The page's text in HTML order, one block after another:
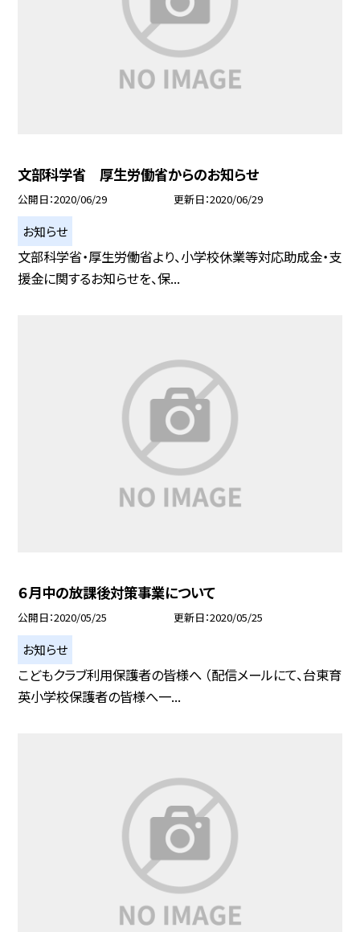
文部科学省 厚生労働省からのお知らせ
公開日 2020/06/29 更新日 2020/06/29
お知らせ
文部科学省・厚生労働省より、小学校休業等対応助成金・支
援金に関するお知らせを、保...
６月中の放課後対策事業について
公開日 2020/05/25 更新日 2020/05/25
お知らせ
こどもクラブ利用保護者の皆様へ （配信メールにて、台東育
英小学校保護者の皆様へ一...